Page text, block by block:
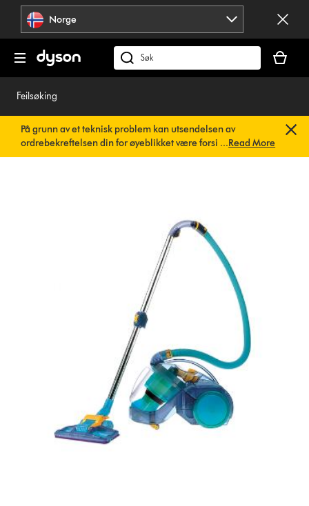
Hopp
navigering
Norge
Søk
på
din
er
Feilsøking
På grunn av et teknisk problem kan utsendelsen av
ordrebekreftelsen din for øyeblikket være forsinket. Vi
jobber allerede med en rask løsning.Du trenger ikke å
...Read More